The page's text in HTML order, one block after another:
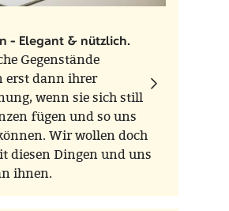
- Elegant & nützlich.
Gegenstände
erst dann ihrer
wenn sie sich still
fügen und so uns
Wir wollen doch
diesen Dingen und uns
ihnen.